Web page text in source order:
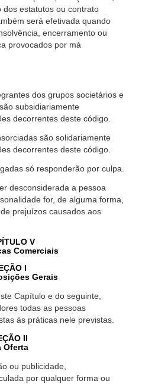
estatutos ou contrato
será efetivada quando
encerramento ou
provocados por má
dos grupos societários e
subsidiariamente
decorrentes deste código.
são solidariamente
decorrentes deste código.
só responderão por culpa.
desconsiderada a pessoa
for, de alguma forma,
prejuízos causados aos
V
Comerciais
I
Gerais
Capítulo e do seguinte,
todas as pessoas
às práticas nele previstas.
II
Oferta
ou publicidade,
por qualquer forma ou